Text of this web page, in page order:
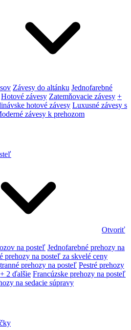
Závesy do altánku Jednofarebné
Hotové závesy Zatemňovacie závesy +
hotové závesy Luxusné závesy s
závesy k prehozom
Otvoriť
na posteľ Jednofarebné prehozy na
prehozy na posteľ za skvelé ceny
prehozy na posteľ Pestré prehozy
+ 2 ďalšie Francúzske prehozy na posteľ
na sedacie súpravy